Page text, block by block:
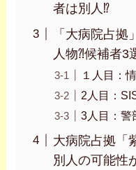
者は別人⁉
「大病院占
人物⁈候補者3
１人目：
2人目：
3人目：警
大病院占拠「
別人の可能性